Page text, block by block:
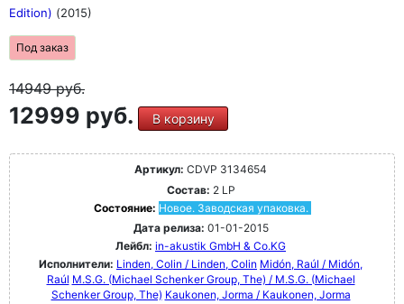
Edition) (2015)
Под заказ
14949руб.
12999 руб. В корзину
Артикул: CDVP 3134654
Состав: 2 LP
Состояние: Новое. Заводская упаковка.
Дата релиза: 01-01-2015
Лейбл: in-akustik GmbH & Co.KG
Исполнители: Linden, Colin / Linden, Colin Midón, Raúl / Midón,
Raúl M.S.G. (Michael Schenker Group, The) / M.S.G. (Michael
Schenker Group, The) Kaukonen, Jorma / Kaukonen, Jorma